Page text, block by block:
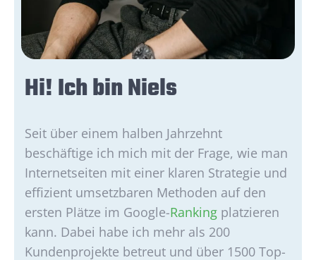
Hi! Ich bin Niels
Seit über einem halben Jahrzehnt
beschäftige ich mich mit der Frage, wie man
Internetseiten mit einer klaren Strategie und
effizient umsetzbaren Methoden auf den
ersten Plätze im Google-Ranking platzieren
kann. Dabei habe ich mehr als 200
Kundenprojekte betreut und über 1500 Top-